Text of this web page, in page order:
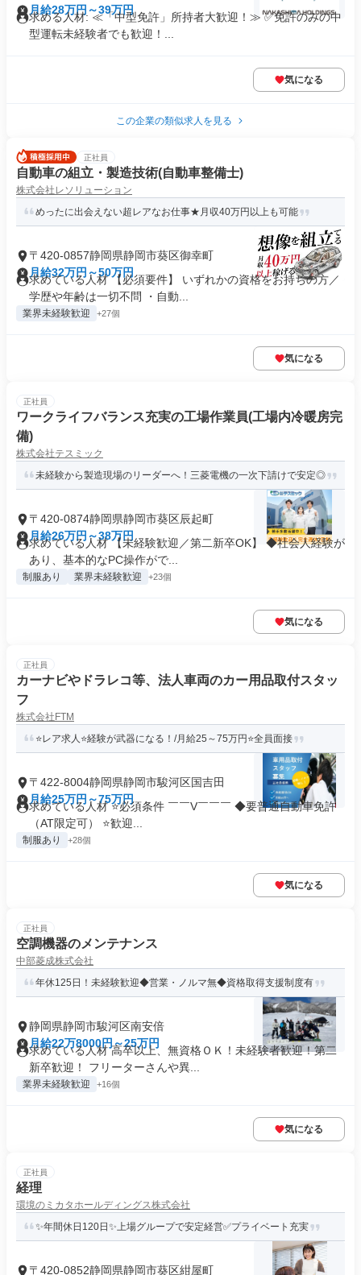
月給28万円～39万円
求める人材: ≪「中型免許」所持者大歓迎！≫ ✅免許のみの中
型運転未経験者でも歓迎！...
気になる
この企業の類似求人を見る
正社員
自動車の組立・製造技術(自動車整備士)
株式会社レソリューション
めったに出会えない超レアなお仕事★月収40万円以上も可能
〒420-0857静岡県静岡市葵区御幸町
月給32万円～50万円
求めている人材 【必須要件】 いずれかの資格をお持ちの方／
学歴や年齢は一切不問 ・自動...
業界未経験歓迎 +27個
気になる
正社員
ワークライフバランス充実の工場作業員(工場内冷暖房完
備)
株式会社テスミック
未経験から製造現場のリーダーへ！三菱電機の一次下請けで安定◎
〒420-0874静岡県静岡市葵区辰起町
月給26万円～38万円
求めている人材 【未経験歓迎／第二新卒OK】 ◆社会人経験が
あり、基本的なPC操作がで...
制服あり 業界未経験歓迎 +23個
気になる
正社員
カーナビやドラレコ等、法人車両のカー用品取付スタッ
フ
株式会社FTM
⭐レア求人⭐経験が武器になる！/月給25～75万円⭐全員面接
〒422-8004静岡県静岡市駿河区国吉田
月給25万円～75万円
求めている人材 ⭐必須条件 ￣￣V￣￣￣ ◆要普通自動車免許
（AT限定可） ⭐歓迎...
制服あり +28個
気になる
正社員
空調機器のメンテナンス
中部菱成株式会社
年休125日！未経験歓迎◆営業・ノルマ無◆資格取得支援制度有
静岡県静岡市駿河区南安倍
月給22万8000円～25万円
求めている人材 高卒以上、無資格ＯＫ！未経験者歓迎！第二
新卒歓迎！ フリーターさんや異...
業界未経験歓迎 +16個
気になる
正社員
経理
環境のミカタホールディングス株式会社
✨年間休日120日✨上場グループで安定経営✅プライベート充実
〒420-0852静岡県静岡市葵区紺屋町